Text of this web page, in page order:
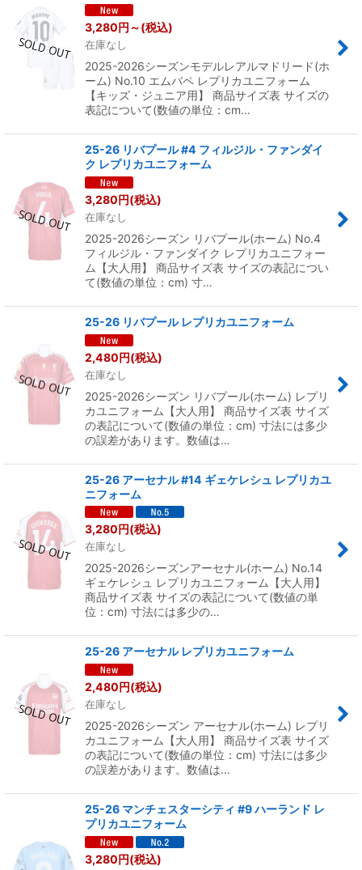
3,280 円 ～(税込)
在庫なし
2025-2026シーズンモデルレアルマドリード(ホ
ーム) No.10 エムバペ レプリカユニフォーム
【キッズ・ジュニア用】 商品サイズ表 サイズの
表記について(数値の単位：cm…
25-26 リバプール #4 フィルジル・ファンダイ
ク レプリカユニフォーム
3,280円(税込)
在庫なし
2025-2026シーズン リバプール(ホーム) No.4
フィルジル・ファンダイク レプリカユニフォー
ム【大人用】 商品サイズ表 サイズの表記につい
て(数値の単位：cm) 寸…
25-26 リバプール レプリカユニフォーム
2,480円(税込)
在庫なし
2025-2026シーズン リバプール(ホーム) レプリ
カユニフォーム【大人用】 商品サイズ表 サイズ
の表記について(数値の単位：cm) 寸法には多少
の誤差があります。数値は…
25-26 アーセナル #14 ギェケレシュ レプリカユ
ニフォーム
3,280 円(税込)
在庫なし
2025-2026シーズンアーセナル(ホーム) No.14
ギェケレシュ レプリカユニフォーム【大人用】
商品サイズ表 サイズの表記について(数値の単
位：cm) 寸法には多少の…
25-26 アーセナル レプリカユニフォーム
2,480円(税込)
在庫なし
2025-2026シーズン アーセナル(ホーム) レプリ
カユニフォーム【大人用】 商品サイズ表 サイズ
の表記について(数値の単位：cm) 寸法には多少
の誤差があります。数値は…
25-26 マンチェスターシティ #9 ハーランド レ
プリカユニフォーム
3,280円(税込)